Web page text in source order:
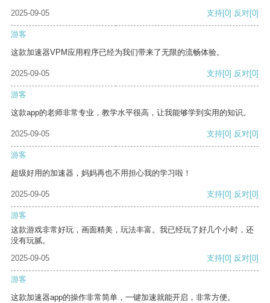
2025-09-05
支持[0] 反对[0]
游客
这款加速器VPM应用程序已经为我们带来了无限的流畅体验。
2025-09-05 支持[0] 反对[0]
游客
这款app的老师非常专业，教学水平很高，让我能够学到实用的知识。
2025-09-05 支持[0] 反对[0]
游客
超级好用的加速器，妈妈再也不用担心我的学习啦！
2025-09-05 支持[0] 反对[0]
游客
这款游戏非常好玩，画面精美，玩法丰富。我已经玩了好几个小时，还
没有玩腻。
2025-09-05
支持[0] 反对[0]
游客
这款加速器app的操作非常简单，一键加速就能开启，非常方便。